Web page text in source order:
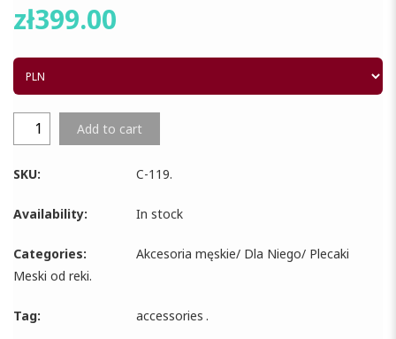
zł399.00
Add to cart
SKU: C-119.
Availability: In stock
Categories: Akcesoria męskie/ Dla Niego/ Plecaki
Meski od reki.
Tag: accessories .